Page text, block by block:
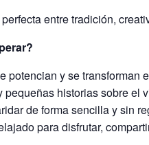
entre tradición,
potencian y se transforman
pequeñas historias sobre el
de forma sencilla y sin
para disfrutar,